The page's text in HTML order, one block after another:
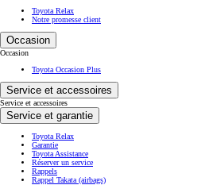
Toyota Relax
Notre promesse client
Occasion
Occasion
Toyota Occasion Plus
Service et accessoires
Service et accessoires
Service et garantie
Toyota Relax
Garantie
Toyota Assistance
Réserver un service
Rappels
Rappel Takata (airbags)